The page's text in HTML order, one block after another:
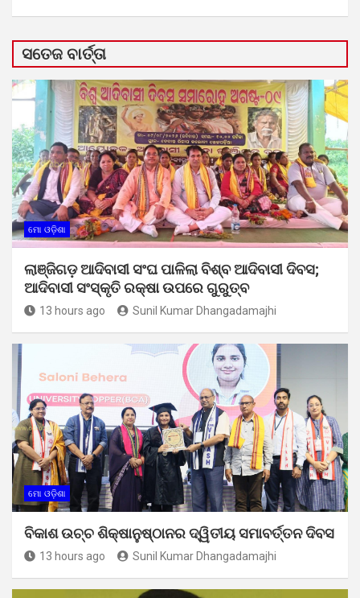
ସତେଜ ବାର୍ତ୍ତା
ମୋ ଓଡ଼ିଶା
ଲାଞ୍ଜିଗଡ଼ ଆଦିବାସୀ ସଂଘ ପାଳିଲା ବିଶ୍ବ ଆଦିବାସୀ ଦିବସ;
ଆଦିବାସୀ ସଂସ୍କୃତି ରକ୍ଷା ଉପରେ ଗୁରୁତ୍ବ
13 hours ago Sunil Kumar Dhangadamajhi
ମୋ ଓଡ଼ିଶା
ବିକାଶ ଉଚ୍ଚ ଶିକ୍ଷାନୁଷ୍ଠାନର ଦ୍ୱିତୀୟ ସମାବର୍ତ୍ତନ ଦିବସ
13 hours ago Sunil Kumar Dhangadamajhi